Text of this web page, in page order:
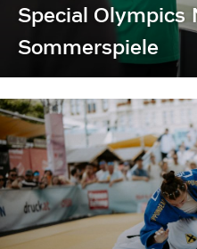
Special Olympics
Sommerspiele